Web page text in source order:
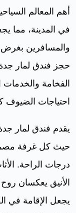
أهم المعالم
في المدينة، مما
والمسافرين
حجز فندق لمار
الفخامة والخدمات
احتياجات الضيوف
يقدم فندق لمار
حيث كل غرفة
درجات الراحة.
الأنيق يعكسان
يجعل الإقامة في